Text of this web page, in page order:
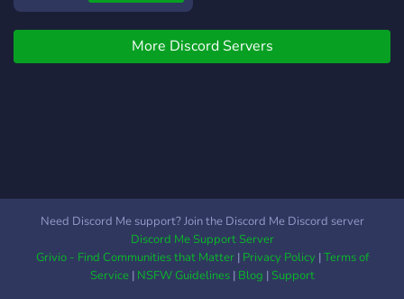
More Discord Servers
Need Discord Me support? Join the Discord Me Discord server
Discord Me Support Server
Grivio - Find Communities that Matter| Privacy Policy|Terms of
Service| NSFW Guidelines| Blog |Support